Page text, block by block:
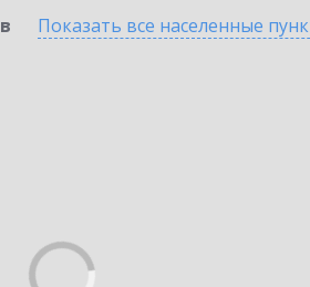
Показать все населенные